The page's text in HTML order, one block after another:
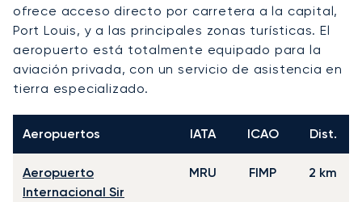
ofrece acceso directo por carretera a la capital,
Port Louis, y a las principales zonas turísticas. El
aeropuerto está totalmente equipado para la
aviación privada, con un servicio de asistencia en
tierra especializado.
Aeropuertos IATA ICAO Dist.
Aeropuerto
Internacional Sir
MRU FIMP 2 km